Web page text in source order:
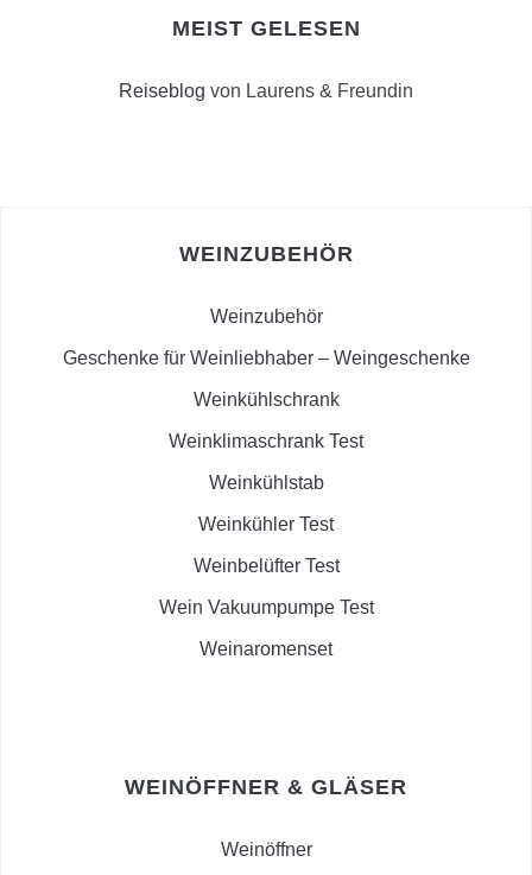
MEIST GELESEN
Reiseblog von Laurens & Freundin
WEINZUBEHÖR
Weinzubehör
Geschenke für Weinliebhaber – Weingeschenke
Weinkühlschrank
Weinklimaschrank Test
Weinkühlstab
Weinkühler Test
Weinbelüfter Test
Wein Vakuumpumpe Test
Weinaromenset
WEINÖFFNER & GLÄSER
Weinöffner